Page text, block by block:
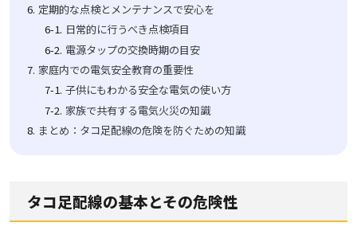
定期的な点検とメンテナンスで安心を
日常的に行うべき点検項目
電源タップの交換時期の目安
家庭内での電気安全教育の重要性
子供にもわかる安全な電気の使い方
家族で共有する電気火災の知識
まとめ：タコ足配線の危険を防ぐための知識
タコ足配線の基本とその危険性